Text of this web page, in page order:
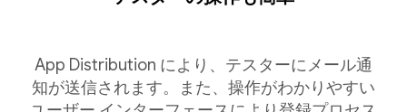
App Distribution により、テスターにメール通
知が送信されます。また、操作がわかりやすい